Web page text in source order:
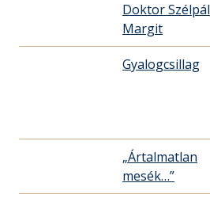
Doktor Szélpál
Margit
Gyalogcsillag
„Ártalmatlan
mesék…”